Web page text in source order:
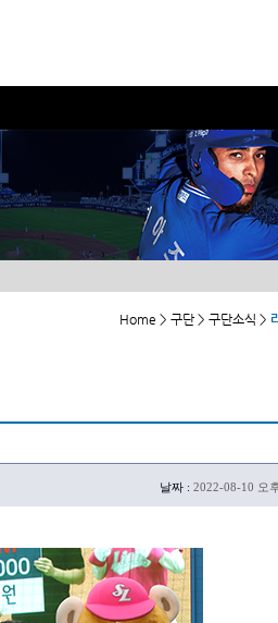
Home > 구단 > 구단소식 >
날짜 : 2022-08-10 오